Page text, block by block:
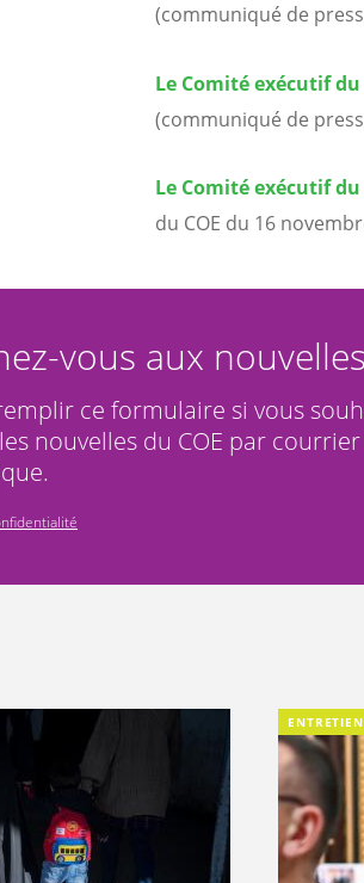
(communiqué de
Le Comité exécutif
(communiqué de
Le Comité exécutif
du COE du 16
vous aux
ce formulaire si vous
nouvelles du COE par courrier
ENTRETIEN